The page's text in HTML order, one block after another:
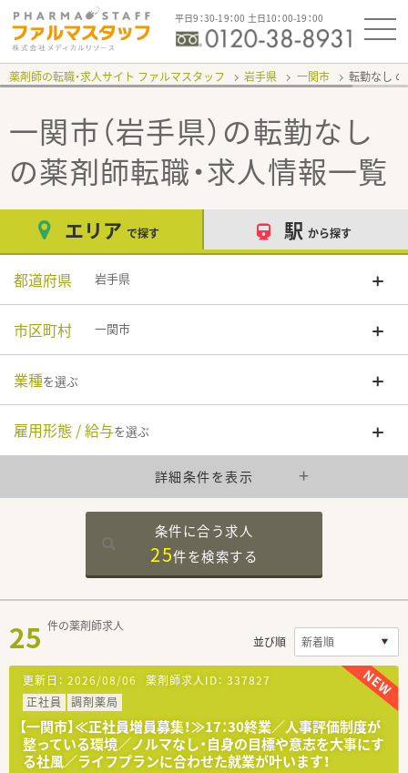
平日9：30-19：00 土日10：00-19：00
薬剤師の転職・求人サイト ファルマスタッフ 岩手県 一関市 転勤なし
一関市（岩手県）の転勤なし
の薬剤師転職・求人情報一覧
エリア で探す 駅 から探す
都道府県 岩手県
市区町村 一関市
業種を選ぶ
雇用形態 / 給与を選ぶ
詳細条件を表示
条件に合う求人
25件を検索する
25 件の薬剤師求人
並び順
更新日： 2026/08/06 薬剤師求人ID： 337827
正社員
調剤薬局
【一関市】≪正社員増員募集！≫17：30終業／人事評価制度が
整っている環境／ノルマなし・自身の目標や意志を大事にす
る社風／ライフプランに合わせた就業が叶います！